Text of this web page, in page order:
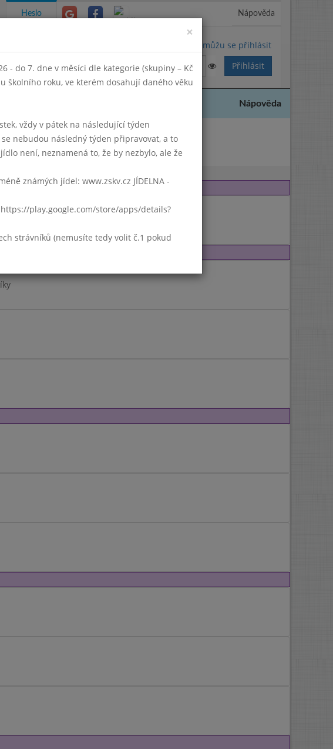
Heslo Nápověda
Nemůžu se přihlásit
Nápověda
2008 Únor 2008
×
- do 7. dne v měsíci dle kategorie (skupiny – Kč
školního roku, ve kterém dosahují daného věku
vždy v pátek na následující týden
nebudou následný týden připravovat, a to
není, neznamená to, že by nezbylo, ale že
známých jídel: www.zskv.cz JÍDELNA -
play.google.com/store/apps/details?
strávníků (nemusíte tedy volit č.1 pokud